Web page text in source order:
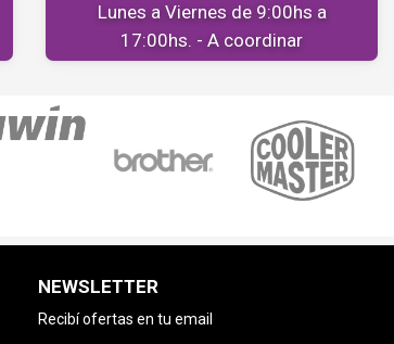
Lunes a Viernes de 9:00hs a
17:00hs. - A coordinar
NEWSLETTER
Recibí ofertas en tu email